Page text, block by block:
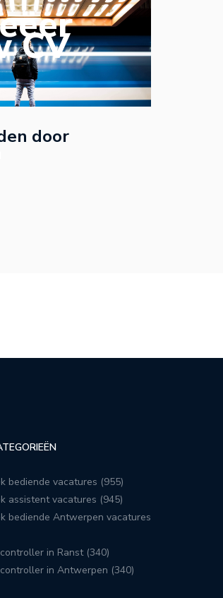
CV
door
bediende vacatures (955)
assistent vacatures (945)
bediende Antwerpen vacatures
in Ranst (340)
in Antwerpen (340)